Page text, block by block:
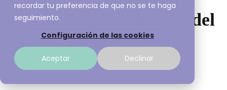
recordar tu preferencia de que no se te haga
seguimiento.
Configuración de las cookies
Aceptar Declinar
Día de Parches de SAP del
mes de febrero de 2026
A3Sec